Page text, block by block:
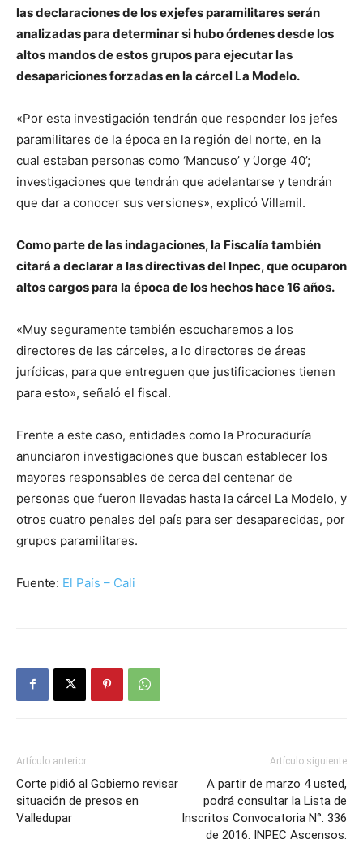
las declaraciones de los exjefes paramilitares serán
analizadas para determinar si hubo órdenes desde los
altos mandos de estos grupos para ejecutar las
desapariciones forzadas en la cárcel La Modelo.
«Por esta investigación tendrán que responder los jefes
paramilitares de la época en la región del norte, en la
cual estaban personas como ‘Mancuso’ y ‘Jorge 40’;
investigaciones que tendrán que adelantarse y tendrán
que dar a conocer sus versiones», explicó Villamil.
Como parte de las indagaciones, la Fiscalía también
citará a declarar a las directivas del Inpec, que ocuparon
altos cargos para la época de los hechos hace 16 años.
«Muy seguramente también escucharemos a los
directores de las cárceles, a lo directores de áreas
jurídicas, para que entreguen que justificaciones tienen
para esto», señaló el fiscal.
Frente a este caso, entidades como la Procuraduría
anunciaron investigaciones que buscan establecer los
mayores responsables de cerca del centenar de
personas que fueron llevadas hasta la cárcel La Modelo, y
otros cuatro penales del país para ser desaparecidas, por
grupos paramilitares.
Fuente: El País – Cali
Artículo anterior
Corte pidió al Gobierno revisar
situación de presos en
Valledupar
Artículo siguiente
A partir de marzo 4 usted,
podrá consultar la Lista de
Inscritos Convocatoria N°. 336
de 2016. INPEC Ascensos.